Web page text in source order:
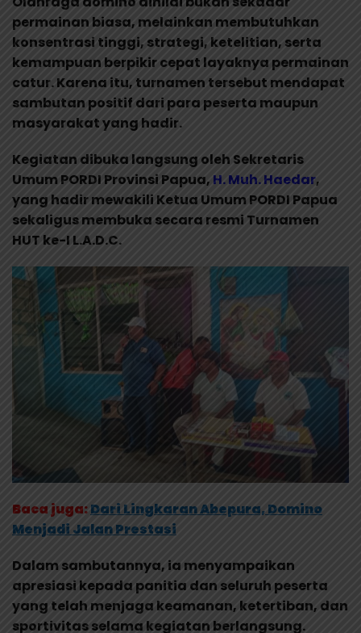
permainan biasa, melainkan membutuhkan
konsentrasi tinggi, strategi, ketelitian, serta
kemampuan berpikir cepat layaknya permainan
catur. Karena itu, turnamen tersebut mendapat
sambutan positif dari para peserta maupun
masyarakat yang hadir.
Kegiatan dibuka langsung oleh Sekretaris
Umum PORDI Provinsi Papua, H. Muh. Haedar,
yang hadir mewakili Ketua Umum PORDI Papua
sekaligus membuka secara resmi Turnamen
HUT ke-I L.A.D.C.
Baca juga:Dari Lingkaran Abepura, Domino
Menjadi Jalan Prestasi
Dalam sambutannya, ia menyampaikan
apresiasi kepada panitia dan seluruh peserta
yang telah menjaga keamanan, ketertiban, dan
sportivitas selama kegiatan berlangsung.